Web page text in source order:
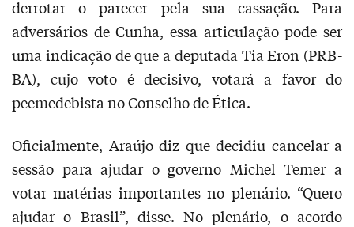
derrotar o parecer pela sua cassação. Para
adversários de Cunha, essa articulação pode ser
uma indicação de que a deputada Tia Eron (PRB-
BA), cujo voto é decisivo, votará a favor do
peemedebista no Conselho de Ética.
Oficialmente, Araújo diz que decidiu cancelar a
sessão para ajudar o governo Michel Temer a
votar matérias importantes no plenário. “Quero
ajudar o Brasil”, disse. No plenário, o acordo